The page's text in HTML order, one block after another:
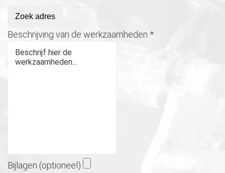
Zoek adres
Beschrijving van de werkzaamheden *
Bijlagen (optioneel)